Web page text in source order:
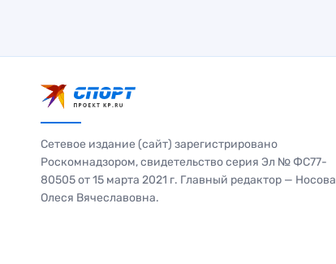
Сетевое издание (сайт) зарегистрировано
Роскомнадзором, свидетельство серия Эл № ФС77-
80505 от 15 марта 2021 г. Главный редактор — Носова
Олеся Вячеславовна.